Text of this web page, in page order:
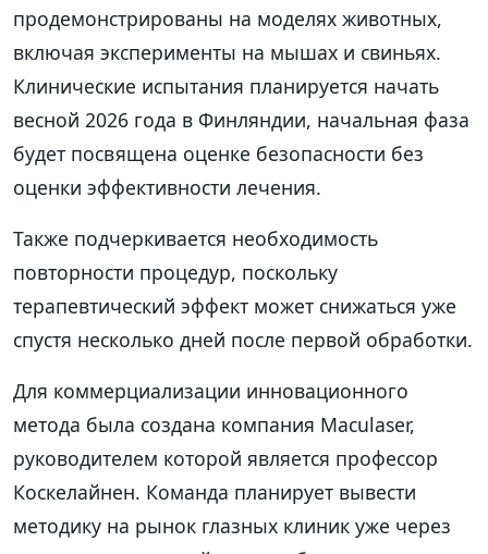
продемонстрированы на моделях животных,
включая эксперименты на мышах и свиньях.
Клинические испытания планируется начать
весной 2026 года в Финляндии, начальная фаза
будет посвящена оценке безопасности без
оценки эффективности лечения.
Также подчеркивается необходимость
повторности процедур, поскольку
терапевтический эффект может снижаться уже
спустя несколько дней после первой обработки.
Для коммерциализации инновационного
метода была создана компания Maculaser,
руководителем которой является профессор
Коскелайнен. Команда планирует вывести
методику на рынок глазных клиник уже через